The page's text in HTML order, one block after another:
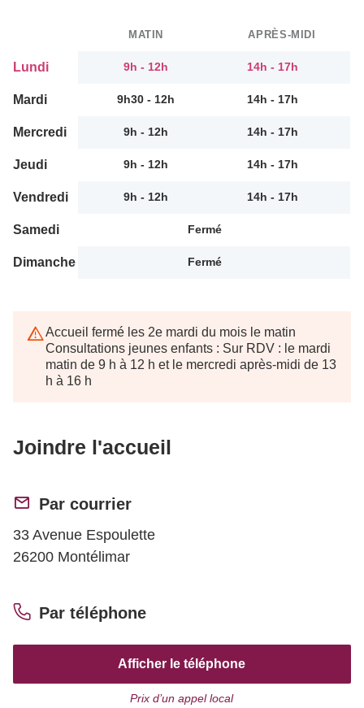
MATIN APRÈS-MIDI
Lundi 9h - 12h 14h - 17h
Mardi 9h30 - 12h 14h - 17h
Mercredi 9h - 12h 14h - 17h
Jeudi 9h - 12h 14h - 17h
Vendredi 9h - 12h 14h - 17h
Samedi Fermé
Dimanche Fermé
Accueil fermé les 2e mardi du mois le matin
Consultations jeunes enfants : Sur RDV : le mardi
matin de 9 h à 12 h et le mercredi après-midi de 13
h à 16 h
Joindre l'accueil
Par courrier
33 Avenue Espoulette
26200 Montélimar
Par téléphone
Afficher le téléphone
Prix d’un appel local